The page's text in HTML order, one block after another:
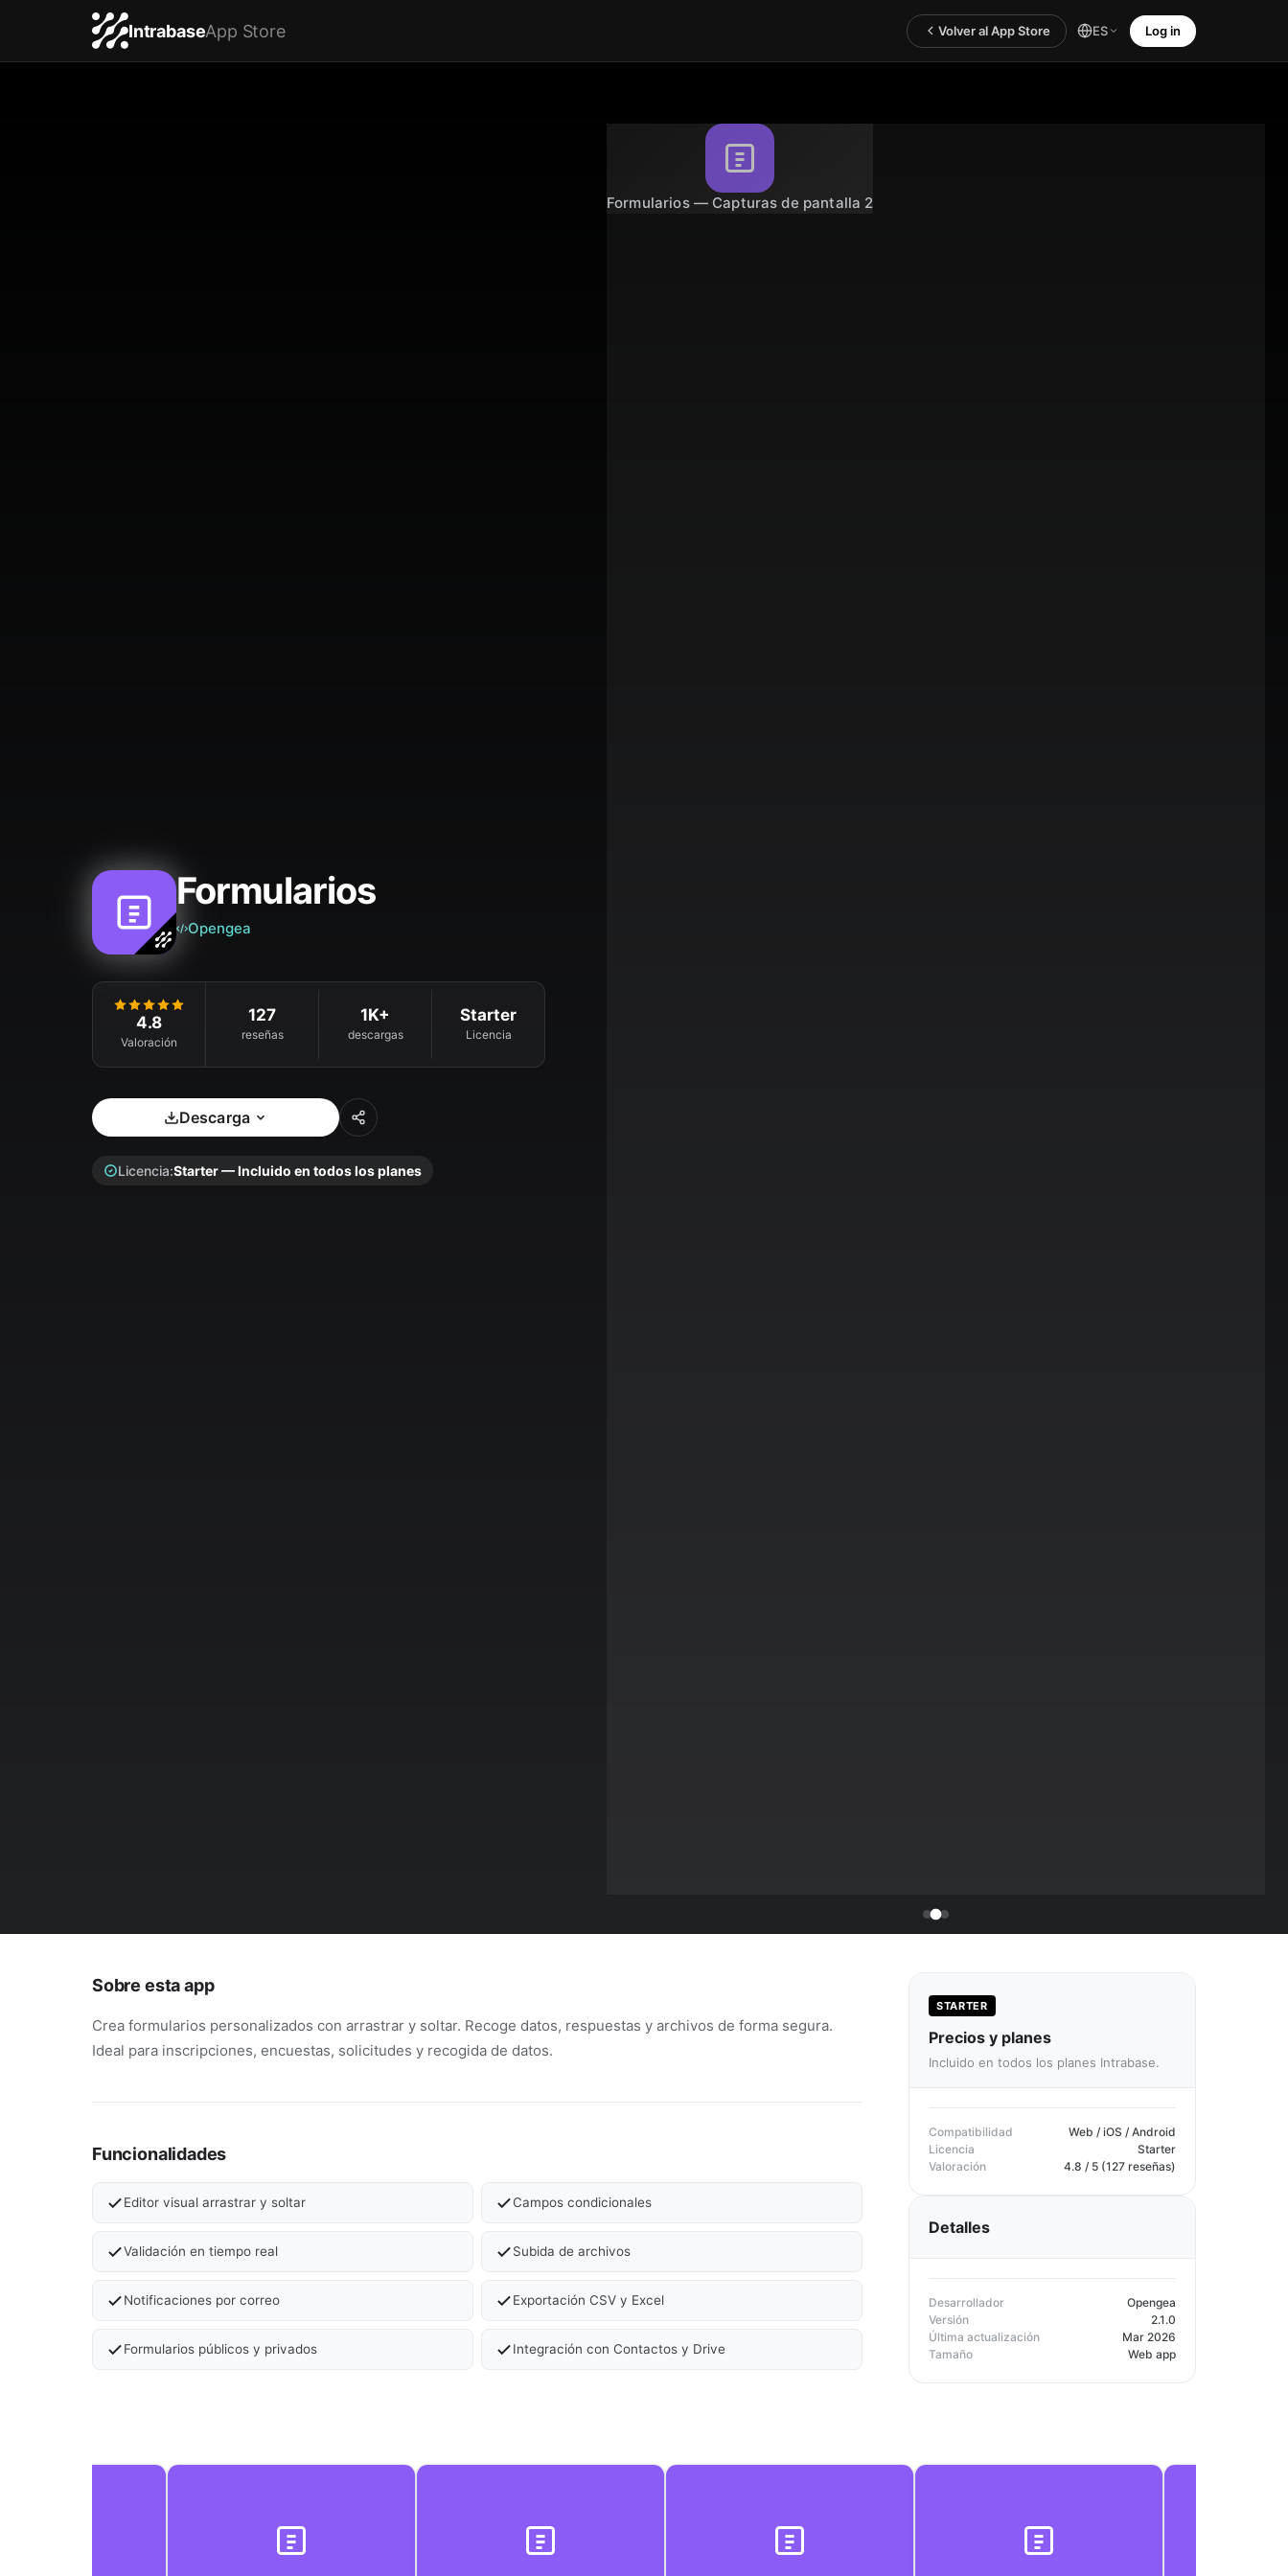
IntrabaseApp Store Volver al App Store ES Log in
Formularios
Opengea
4.8
Valoración
127
reseñas
1K+
descargas
Starter
Licencia
Descarga
Licencia:Starter — Incluido en todos los planes
Formularios — Capturas de pantalla 2
Sobre esta app
Crea formularios personalizados con arrastrar y soltar. Recoge datos, respuestas y archivos de forma segura.
Ideal para inscripciones, encuestas, solicitudes y recogida de datos.
Funcionalidades
Editor visual arrastrar y soltar Campos condicionales
Validación en tiempo real Subida de archivos
Notificaciones por correo Exportación CSV y Excel
Formularios públicos y privados Integración con Contactos y Drive
STARTER
Precios y planes
Incluido en todos los planes Intrabase.
Compatibilidad
Web / iOS / Android
Licencia
Starter
Valoración
4.8 / 5 (127 reseñas)
Detalles
Desarrollador
Opengea
Versión
2.1.0
Última actualización
Mar 2026
Tamaño
Web app